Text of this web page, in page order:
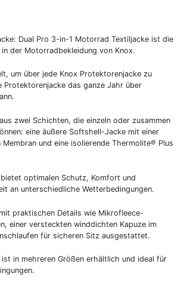
Dual Pro 3-in-1 Motorrad Textiljacke ist die
in der Motorradbekleidung von Knox.
um über jede Knox Protektorenjacke zu
Protektorenjacke das ganze Jahr über
zwei Schichten, die einzeln oder zusammen
eine äußere Softshell-Jacke mit einer
und eine isolierende Thermolite® Plus
optimalen Schutz, Komfort und
an unterschiedliche Wetterbedingungen.
praktischen Details wie Mikrofleece-
einer versteckten winddichten Kapuze im
für sicheren Sitz ausgestattet.
ist in mehreren Größen erhältlich und ideal für